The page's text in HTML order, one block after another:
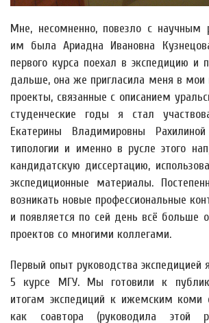
Мне, несомненно, повезло с научным
им была Ариадна Ивановна
первого курса поехал в экспедицию и
дальше, она же пригласила меня в мои
проекты, связанные с описанием
студенческие годы я стал
Екатерины Владимировны
типологии и именно в русле этого
кандидатскую диссертацию,
экспедиционные материалы.
возникать новые профессиональные
и появляется по сей день всё больше
проектов со многими коллегами.
Первый опыт руководства экспедицией
5 курсе МГУ. Мы готовили к
итогам экспедиций к ижемским
как соавтора (руководила этой